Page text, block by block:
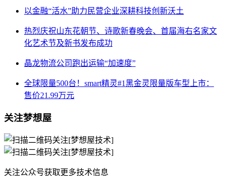
以金融“活水”助力民营企业深耕科技创新沃土
热烈庆祝山东花朝节、诗歌新春晚会、首届海右名家文
化艺术节及新书发布成功
晶龙物流公司跑出运输“加速度”
全球限量500台！smart精灵#1黑金灵限量版车型上市：
售价21.99万元
关注梦想屋
关注公众号获取更多技术信息